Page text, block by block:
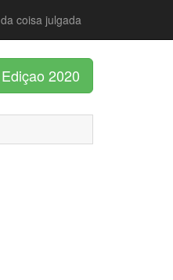
coisa julgada
Ediçao 2020